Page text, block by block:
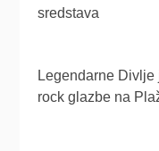
sredstava
Legendarne Divlje
rock glazbe na